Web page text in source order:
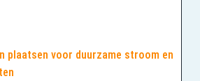
plaatsen voor duurzame stroom en